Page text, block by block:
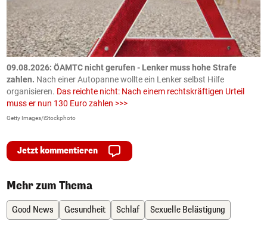
09.08.2026: ÖAMTC nicht gerufen - Lenker muss hohe Strafe
zahlen. Nach einer Autopanne wollte ein Lenker selbst Hilfe
organisieren. Das reichte nicht: Nach einem rechtskräftigen Urteil
muss er nun 130 Euro zahlen >>>
Getty Images/iStockphoto
Jetzt kommentieren
Mehr zum Thema
Good News Gesundheit Schlaf Sexuelle Belästigung